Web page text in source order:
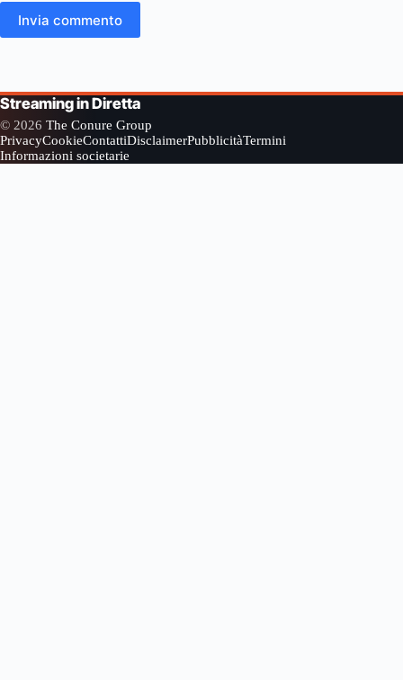
Invia commento
Streaming in Diretta
© 2026 The Conure Group
PrivacyCookieContattiDisclaimerPubblicitàTermini
Informazioni societarie